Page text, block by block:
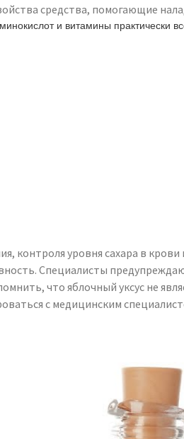
средства, помогающие
и витамины практически
контроля уровня сахара в крови
Специалисты
что яблочный уксус не
с медицинским